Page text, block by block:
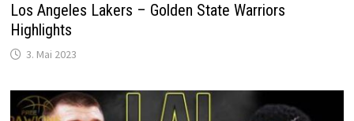
Los Angeles Lakers – Golden State Warriors
Highlights
3. Mai 2023